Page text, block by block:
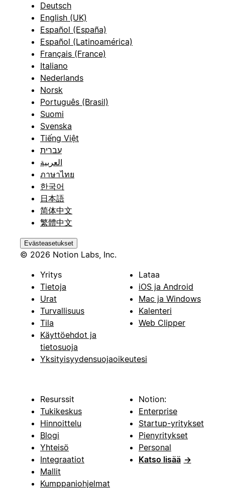
Deutsch
English (UK)
Español (España)
Español (Latinoamérica)
Français (France)
Italiano
Nederlands
Norsk
Português (Brasil)
Suomi
Svenska
Tiếng Việt
עברית
العربية
ภาษาไทย
한국어
日本語
简体中文
繁體中文
Evästeasetukset
© 2026 Notion Labs, Inc.
Yritys
Tietoja
Urat
Turvallisuus
Tila
Käyttöehdot ja
tietosuoja
Yksityisyydensuojaoikeutesi
Lataa
iOS ja Android
Mac ja Windows
Kalenteri
Web Clipper
Resurssit
Tukikeskus
Hinnoittelu
Blogi
Yhteisö
Integraatiot
Mallit
Kumppaniohjelmat
Notion:
Enterprise
Startup-yritykset
Pienyritykset
Personal
Katso lisää →